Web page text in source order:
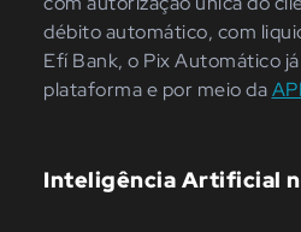
débito automático, com
Efí Bank, o Pix Automático
plataforma e por meio da
Inteligência Artificial